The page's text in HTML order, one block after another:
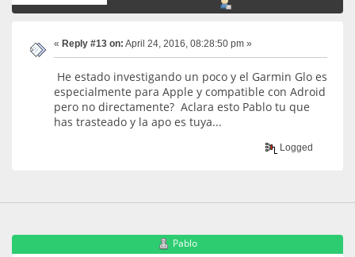
« Reply #13 on: April 24, 2016, 08:28:50 pm »
He estado investigando un poco y el Garmin Glo es
especialmente para Apple y compatible con Adroid
pero no directamente? Aclara esto Pablo tu que
has trasteado y la apo es tuya...
Logged
Pablo